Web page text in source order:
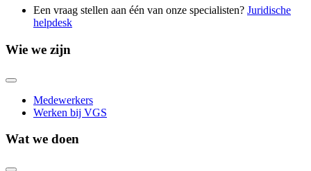
Een vraag stellen aan één van onze specialisten? Juridische
helpdesk
Wie we zijn
Medewerkers
Werken bij VGS
Wat we doen